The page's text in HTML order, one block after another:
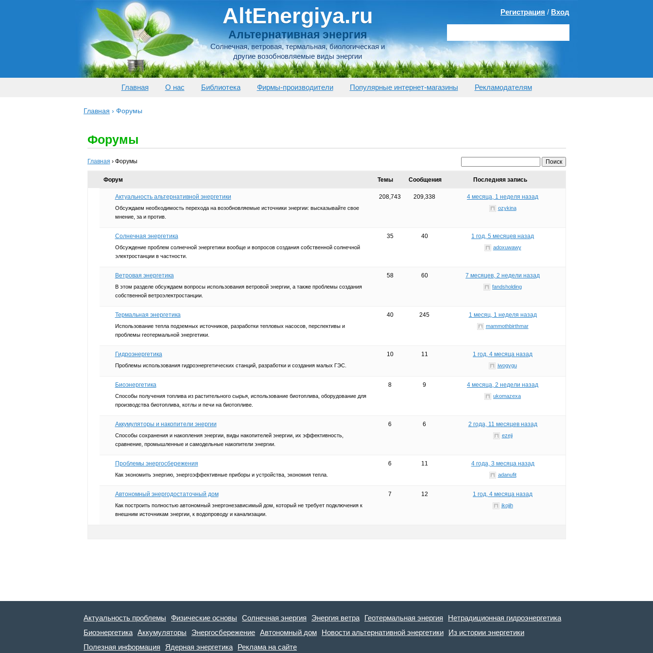
AltEnergiya.ru
Альтернативная энергия
Солнечная, ветровая, термальная, биологическая и
другие возобновляемые виды энергии
Регистрация / Вход
Главная О нас Библиотека Фирмы-производители Популярные интернет-магазины Рекламодателям
Главная › Форумы
Форумы
Главная › Форумы
Форум Темы Сообщения Последняя запись
Актуальность альтернативной энергетики
Обсуждаем необходимость перехода на возобновляемые источники энергии: высказывайте свое
мнение, за и против.
208,743 209,338 4 месяца, 1 неделя назад
ozykina
Солнечная энергетика
Обсуждение проблем солнечной энергетики вообще и вопросов создания собственной солнечной
электростанции в частности.
35 40 1 год, 5 месяцев назад
adoxuwawy
Ветровая энергетика
В этом разделе обсуждаем вопросы использования ветровой энергии, а также проблемы создания
собственной ветроэлектростанции.
58 60 7 месяцев, 2 недели назад
fandsholding
Термальная энергетика
Использование тепла подземных источников, разработки тепловых насосов, перспективы и
проблемы геотермальной энергетики.
40 245 1 месяц, 1 неделя назад
mammothbirthmar
Гидроэнергетика
Проблемы использования гидроэнергетических станций, разработки и создания малых ГЭС.
10 11 1 год, 4 месяца назад
iwogygu
Биоэнергетика
Способы получения топлива из растительного сырья, использование биотоплива, оборудование для
производства биотоплива, котлы и печи на биотопливе.
8 9 4 месяца, 2 недели назад
ukomazexa
Аккумуляторы и накопители энергии
Способы сохранения и накопления энергии, виды накопителей энергии, их эффективность,
сравнение, промышленные и самодельные накопители энергии.
6 6 2 года, 11 месяцев назад
ezeji
Проблемы энергосбережения
Как экономить энергию, энергоэффективные приборы и устройства, экономия тепла.
6 11 4 года, 3 месяца назад
adanufit
Автономный энергодостаточный дом
Как построить полностью автономный энергонезависимый дом, который не требует подключения к
внешним источникам энергии, к водопроводу и канализации.
7 12 1 год, 4 месяца назад
ikojih
Актуальность проблемы Физические основы Солнечная энергия Энергия ветра Геотермальная энергия
Нетрадиционная гидроэнергетика
Биоэнергетика Аккумуляторы Энергосбережение Автономный дом Новости альтернативной энергетики
Из истории энергетики
Полезная информация
Ядерная энергетика Реклама на сайте